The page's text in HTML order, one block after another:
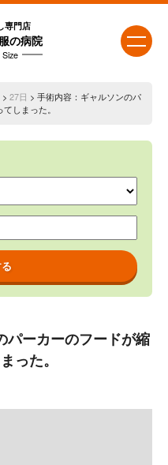
専門店
の病院
> 27日 > 手術内容：ギャルソンのパ
しまった。
パーカーのフードが縮
った。